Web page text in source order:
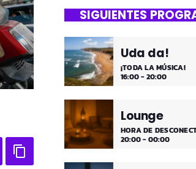
Mi Remember
medios días y comienzo
fines de semana, de 2 a 4.
SIGUIENTES
Uda da!
¡TODA LA MÚSICA!
16:00 - 20:00
Lounge
HORA DE
20:00 - 00:00